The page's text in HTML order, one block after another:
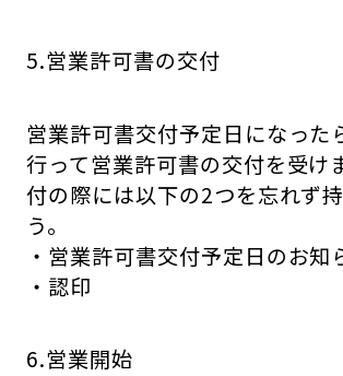
5.営業許可書の交付
営業許可書交付予定日になった
行って営業許可書の交付を受け
付の際には以下の2つを忘れず
う。
・営業許可書交付予定日のお知
・認印
6.営業開始